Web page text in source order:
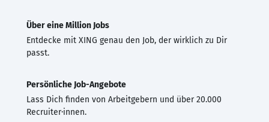
Über eine Million Jobs
Entdecke mit XING genau den Job, der wirklich zu Dir
passt.
Persönliche Job-Angebote
Lass Dich finden von Arbeitgebern und über 20.000
Recruiter·innen.